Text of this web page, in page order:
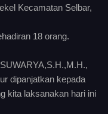
Kecamatan Selbar,
18 orang.
dipanjatkan kepada
kita laksanakan hari ini